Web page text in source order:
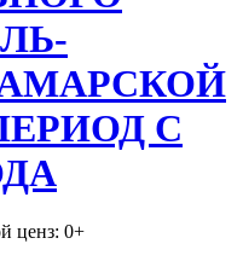
С
ценз: 0+